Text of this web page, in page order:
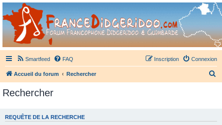
France Didgeridoo
Didgeridoo et Guimbarde sur France Didgeridoo - retrouvez la communauté.
Smartfeed FAQ Connexion
Inscription
Accueil du forum Rechercher
e
Rechercher
REQUÊTE DE LA RECHERCHE